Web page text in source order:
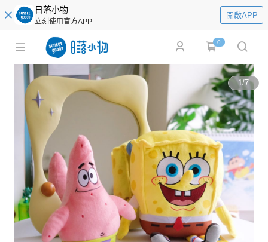
日落小物
立刻使用官方APP
開啟APP
0
1/7